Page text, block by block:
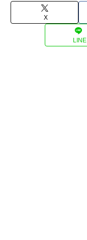
X
LINE